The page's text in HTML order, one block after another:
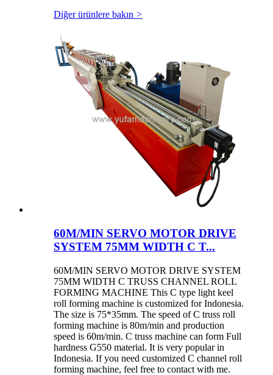
Diğer ürünlere bakın >
60M/MIN SERVO MOTOR DRIVE
SYSTEM 75MM WIDTH C T...
60M/MIN SERVO MOTOR DRIVE SYSTEM
75MM WIDTH C TRUSS CHANNEL ROLL
FORMING MACHINE This C type light keel
roll forming machine is customized for Indonesia.
The size is 75*35mm. The speed of C truss roll
forming machine is 80m/min and production
speed is 60m/min. C truss machine can form Full
hardness G550 material. It is very popular in
Indonesia. If you need customized C channel roll
forming machine, feel free to contact with me.